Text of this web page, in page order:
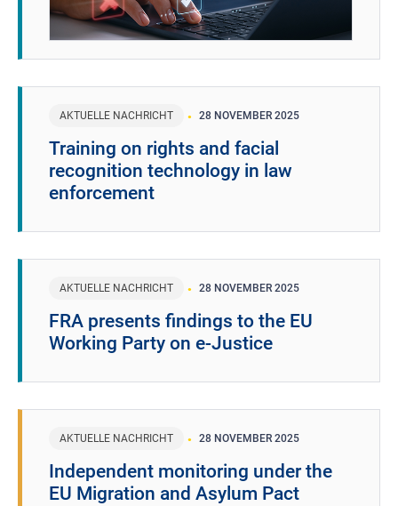
AKTUELLE NACHRICHT 28 NOVEMBER 2025
Training on rights and facial
recognition technology in law
enforcement
AKTUELLE NACHRICHT 28 NOVEMBER 2025
FRA presents findings to the EU
Working Party on e-Justice
AKTUELLE NACHRICHT 28 NOVEMBER 2025
Independent monitoring under the
EU Migration and Asylum Pact